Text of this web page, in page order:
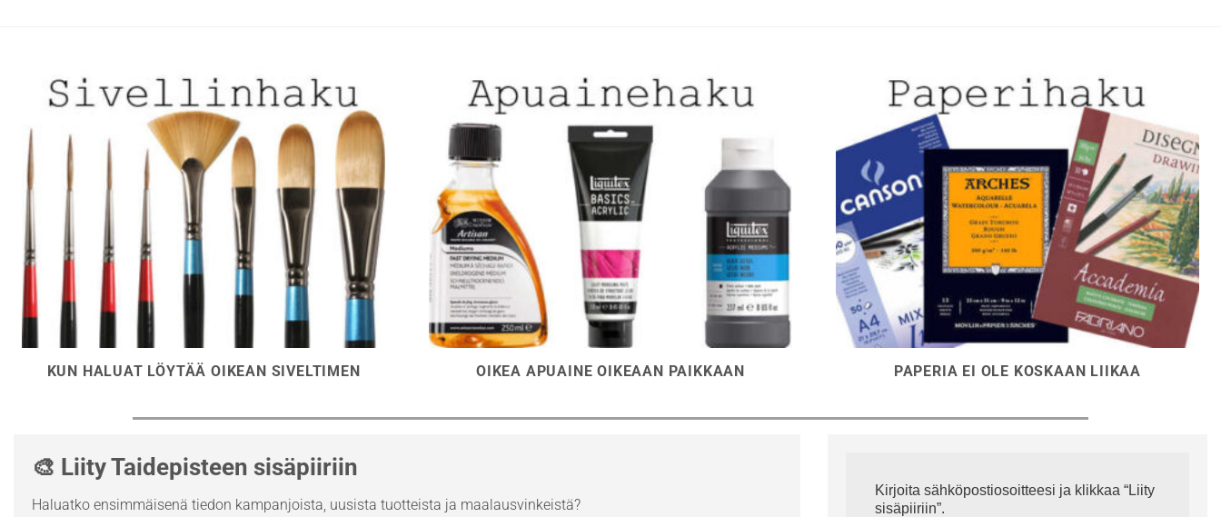
KUN HALUAT LÖYTÄÄ OIKEAN SIVELTIMEN OIKEA APUAINE OIKEAAN PAIKKAAN PAPERIA EI OLE KOSKAAN LIIKAA
🎨 Liity Taidepisteen sisäpiiriin
Haluatko ensimmäisenä tiedon kampanjoista, uusista tuotteista ja maalausvinkeistä?
Kirjoita sähköpostiosoitteesi ja klikkaa “Liity
sisäpiiriin”.